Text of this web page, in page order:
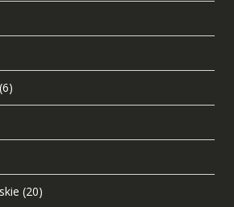
(6)
(20)